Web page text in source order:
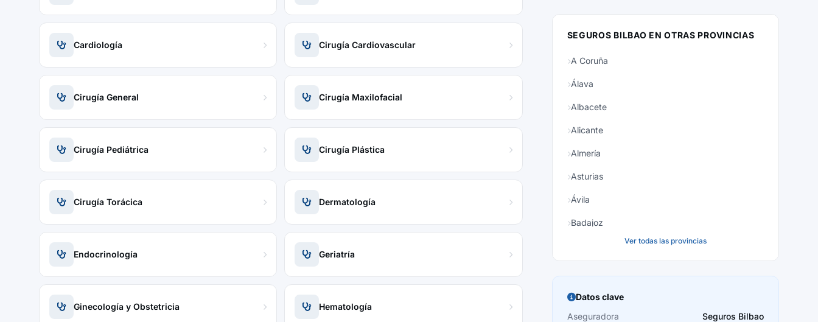
Cardiología Cirugía Cardiovascular
Cirugía General Cirugía Maxilofacial
Cirugía Pediátrica Cirugía Plástica
Cirugía Torácica Dermatología
Endocrinología Geriatría
Ginecología y Obstetricia Hematología
SEGUROS BILBAO EN OTRAS PROVINCIAS
A Coruña
Álava
Albacete
Alicante
Almería
Asturias
Ávila
Badajoz
Burgos
Cáceres
Ver todas las provincias
Datos clave
Aseguradora
Seguros Bilbao